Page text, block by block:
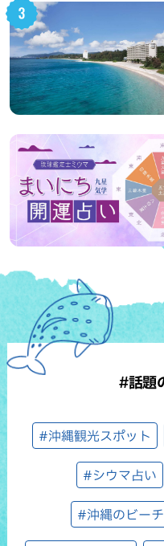
#話題
#沖縄観光スポット
#シウマ占い
#沖縄のビーチ